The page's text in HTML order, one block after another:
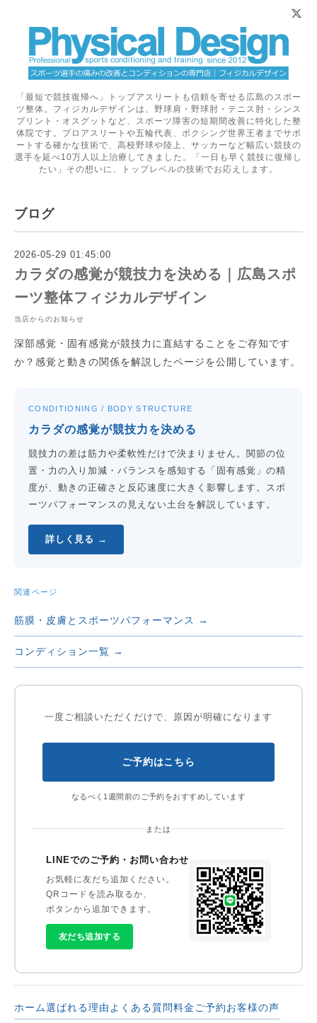
「最短で競技復帰へ」トップアスリートも信頼を寄せる広島のスポー
ツ整体。フィジカルデザインは、野球肩・野球肘・テニス肘・シンス
プリント・オスグットなど、スポーツ障害の短期間改善に特化した整
体院です。プロアスリートや五輪代表、ボクシング世界王者までサポ
ートする確かな技術で、高校野球や陸上、サッカーなど幅広い競技の
選手を延べ10万人以上治療してきました。「一日も早く競技に復帰し
たい」その想いに、トップレベルの技術でお応えします。
ブログ
2026-05-29 01:45:00
カラダの感覚が競技力を決める｜広島スポ
ーツ整体フィジカルデザイン
当店からのお知らせ
深部感覚・固有感覚が競技力に直結することをご存知です
か？感覚と動きの関係を解説したページを公開しています。
CONDITIONING / BODY STRUCTURE
カラダの感覚が競技力を決める
競技力の差は筋力や柔軟性だけで決まりません。関節の位
置・力の入り加減・バランスを感知する「固有感覚」の精
度が、動きの正確さと反応速度に大きく影響します。スポ
ーツパフォーマンスの見えない土台を解説しています。
詳しく見る →
関連ページ
筋膜・皮膚とスポーツパフォーマンス →
コンディション一覧 →
一度ご相談いただくだけで、原因が明確になります
ご予約はこちら
なるべく1週間前のご予約をおすすめしています
または
LINEでのご予約・お問い合わせ
お気軽に友だち追加ください。
QRコードを読み取るか、
ボタンから追加できます。
友だち追加する
ホーム選ばれる理由 よくある質問料金 ご予約お客様の声